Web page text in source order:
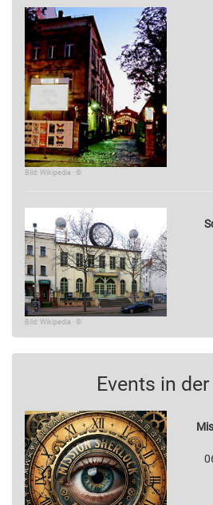
Bild: Wikipedia · ©
Bild: Wikipedia · ©
Events in